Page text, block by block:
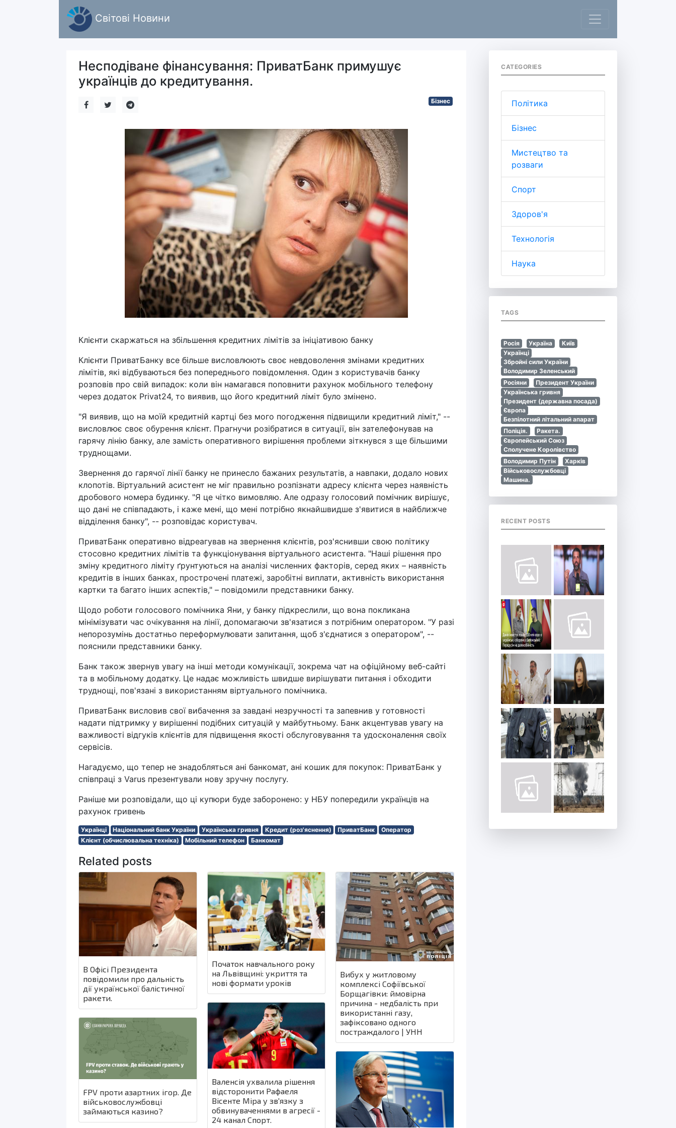
Світові Новини
Несподіване фінансування: ПриватБанк примушує
українців до кредитування.
Бізнес
Клієнти скаржаться на збільшення кредитних лімітів за ініціативою банку
Клієнти ПриватБанку все більше висловлюють своє невдоволення змінами кредитних
лімітів, які відбуваються без попереднього повідомлення. Один з користувачів банку
розповів про свій випадок: коли він намагався поповнити рахунок мобільного телефону
через додаток Privat24, то виявив, що його кредитний ліміт було змінено.
"Я виявив, що на моїй кредитній картці без мого погодження підвищили кредитний ліміт," --
висловлює своє обурення клієнт. Прагнучи розібратися в ситуації, він зателефонував на
гарячу лінію банку, але замість оперативного вирішення проблеми зіткнувся з ще більшими
труднощами.
Звернення до гарячої лінії банку не принесло бажаних результатів, а навпаки, додало нових
клопотів. Віртуальний асистент не міг правильно розпізнати адресу клієнта через наявність
дробового номера будинку. "Я це чітко вимовляю. Але одразу голосовий помічник вирішує,
що дані не співпадають, і каже мені, що мені потрібно якнайшвидше з'явитися в найближче
відділення банку", -- розповідає користувач.
ПриватБанк оперативно відреагував на звернення клієнтів, роз'яснивши свою політику
стосовно кредитних лімітів та функціонування віртуального асистента. "Наші рішення про
зміну кредитного ліміту ґрунтуються на аналізі численних факторів, серед яких – наявність
кредитів в інших банках, прострочені платежі, заробітні виплати, активність використання
картки та багато інших аспектів," – повідомили представники банку.
Щодо роботи голосового помічника Яни, у банку підкреслили, що вона покликана
мінімізувати час очікування на лінії, допомагаючи зв'язатися з потрібним оператором. "У разі
непорозумінь достатньо переформулювати запитання, щоб з'єднатися з оператором", --
пояснили представники банку.
Банк також звернув увагу на інші методи комунікації, зокрема чат на офіційному веб-сайті
та в мобільному додатку. Це надає можливість швидше вирішувати питання і обходити
труднощі, пов'язані з використанням віртуального помічника.
ПриватБанк висловив свої вибачення за завдані незручності та запевнив у готовності
надати підтримку у вирішенні подібних ситуацій у майбутньому. Банк акцентував увагу на
важливості відгуків клієнтів для підвищення якості обслуговування та удосконалення своїх
сервісів.
Нагадуємо, що тепер не знадобляться ані банкомат, ані кошик для покупок: ПриватБанк у
співпраці з Varus презентували нову зручну послугу.
Раніше ми розповідали, що ці купюри буде заборонено: у НБУ попередили українців на
рахунок гривень
Українці Національний банк України Українська гривня Кредит (роз'яснення) ПриватБанк
Оператор
Клієнт (обчислювальна техніка)
Мобільний телефон Банкомат
Related posts
В Офісі Президента
повідомили про дальність
дії української балістичної
ракети.
FPV проти азартних ігор. Де
військовослужбовці
займаються казино?
Початок навчального року
на Львівщині: укриття та
нові формати уроків
Валенсія ухвалила рішення
відсторонити Рафаеля
Вісенте Міра у зв'язку з
обвинуваченнями в агресії -
24 канал Спорт.
Вибух у житловому
комплексі Софіївської
Борщагівки: ймовірна
причина - недбалість при
використанні газу,
зафіксовано одного
постраждалого | УНН
CATEGORIES
Політика
Бізнес
Мистецтво та
розваги
Спорт
Здоров'я
Технологія
Наука
TAGS
Росія Україна
Київ
Українці
Збройні сили України
Володимир Зеленський
Росіяни
Президент України
Українська гривня
Президент (державна посада)
Європа
Безпілотний літальний апарат
Поліція.
Ракета.
Європейський Союз
Сполучене Королівство
Володимир Путін
Харків
Військовослужбовці
Машина.
RECENT POSTS